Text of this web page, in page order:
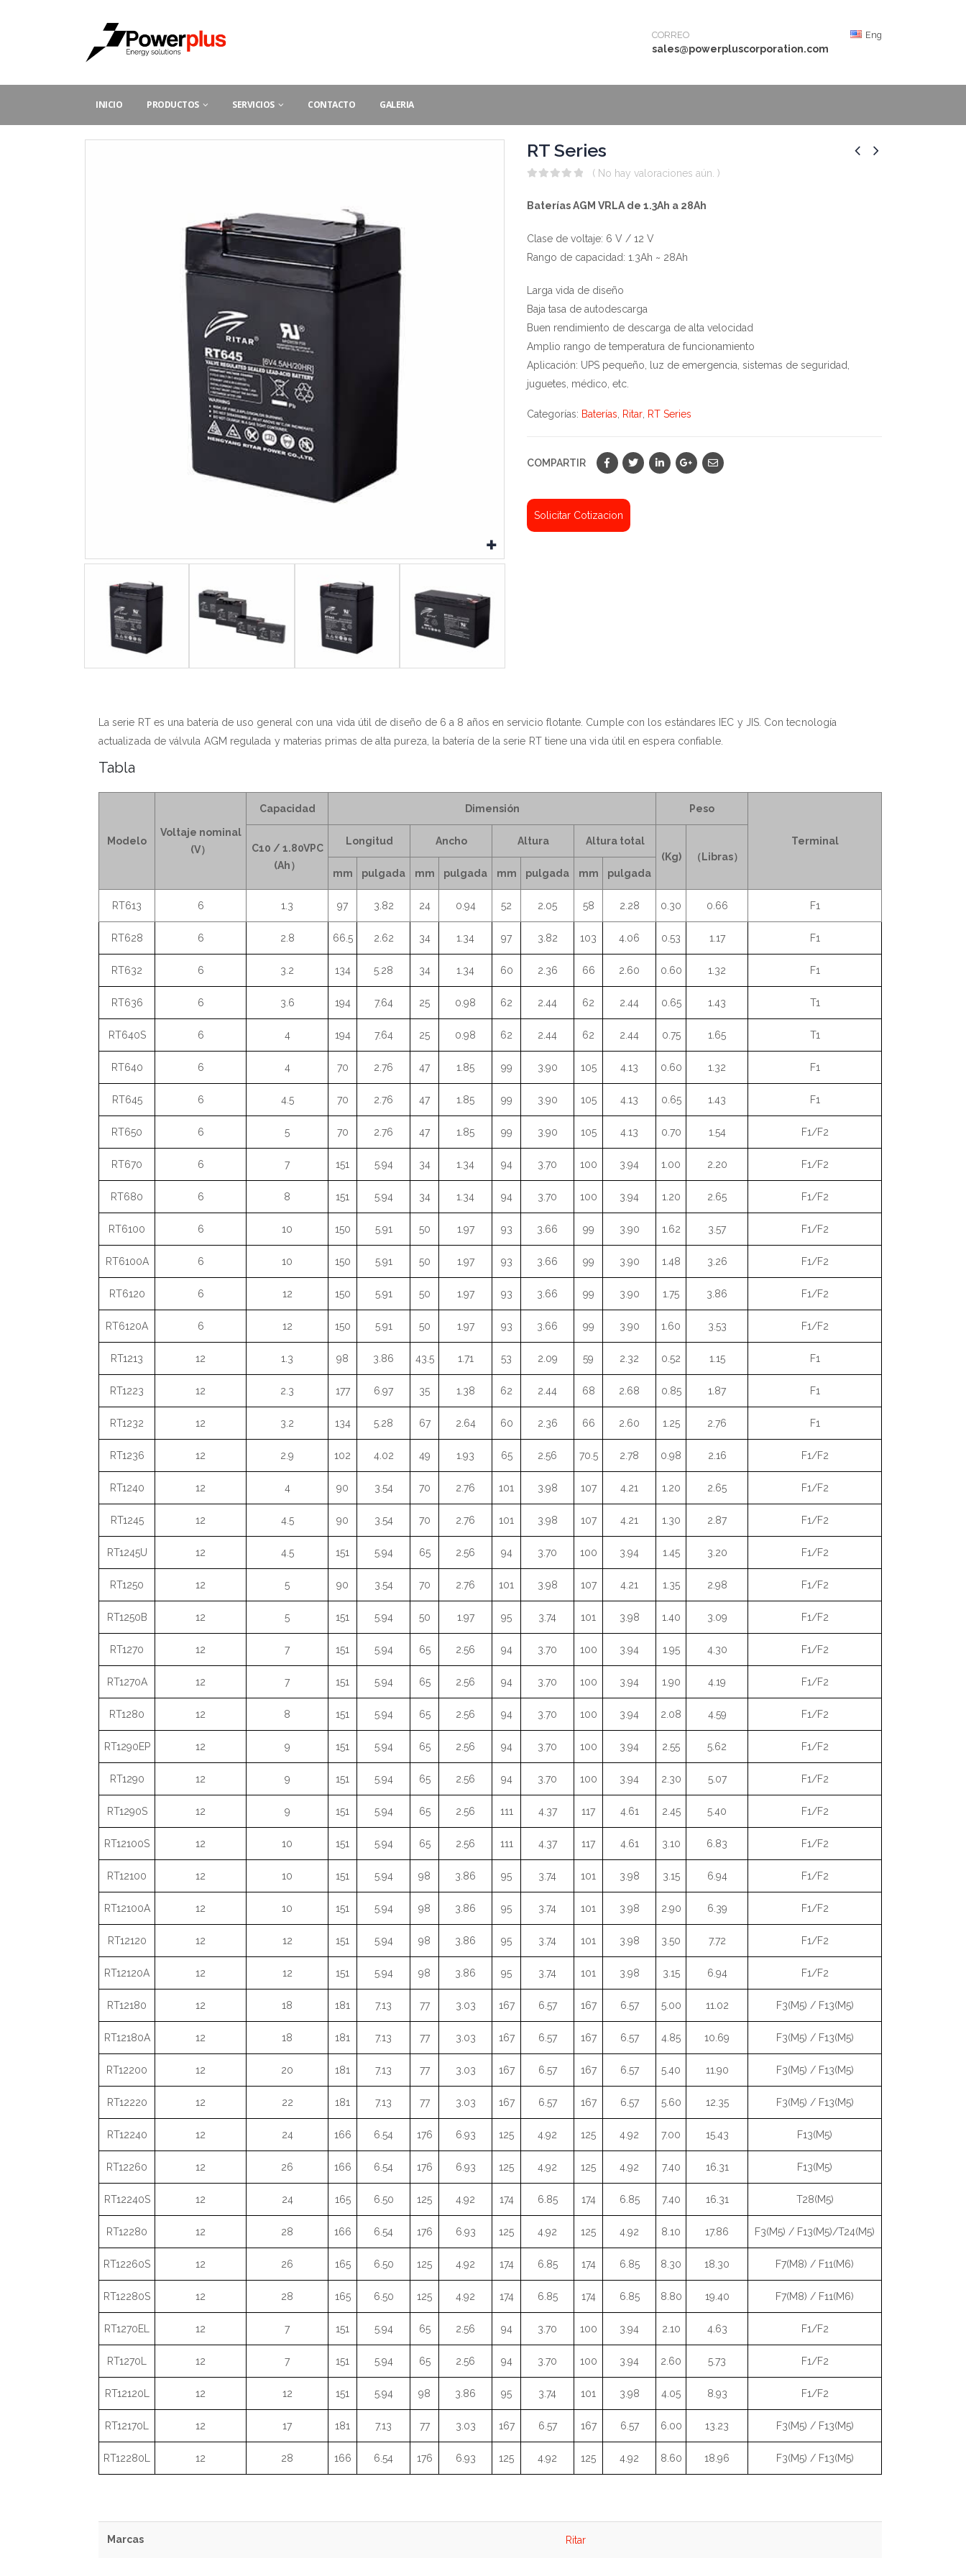
CORREO
sales@powerpluscorporation.com
Eng
INICIO PRODUCTOS SERVICIOS CONTACTO GALERIA
RT Series
( No hay valoraciones aún. )
Baterías AGM VRLA de 1.3Ah a 28Ah
Clase de voltaje: 6 V / 12 V
Rango de capacidad: 1.3Ah ~ 28Ah
Larga vida de diseño
Baja tasa de autodescarga
Buen rendimiento de descarga de alta velocidad
Amplio rango de temperatura de funcionamiento
Aplicación: UPS pequeño, luz de emergencia, sistemas de seguridad,
juguetes, médico, etc.
Categorías: Baterías Ritar, RT Series
COMPARTIR
La serie RT es una batería de uso general con una vida útil de diseño de 6 a 8 años en servicio flotante. Cumple con los estándares IEC y JIS. Con tecnología
actualizada de válvula AGM regulada y materias primas de alta pureza, la batería de la serie RT tiene una vida útil en espera confiable.
Tabla
Modelo
Voltaje nominal
(V）
Capacidad Dimensión Peso
Terminal
C10 / 1.80VPC
(Ah）
Longitud Ancho Altura
Altura total
(Kg)
（Libras）
mm
pulgada mm pulgada mm pulgada mm pulgada
RT613 6 1.3 97 3.82 24 0.94 52 2.05 58 2.28 0.30 0.66 F1
RT628 6 2.8 66.5 2.62 34 1.34 97 3.82 103 4.06 0.53 1.17 F1
RT632 6 3.2 134 5.28 34 1.34 60 2.36 66 2.60 0.60 1.32 F1
RT636 6 3.6 194 7.64 25 0.98 62 2.44 62 2.44 0.65 1.43 T1
RT640S 6 4 194 7.64 25 0.98 62 2.44 62 2.44 0.75 1.65 T1
RT640 6 4 70 2.76 47 1.85 99 3.90 105 4.13 0.60 1.32 F1
RT645 6 4.5 70 2.76 47 1.85 99 3.90 105 4.13 0.65 1.43 F1
RT650 6 5 70 2.76 47 1.85 99 3.90 105 4.13 0.70 1.54 F1/F2
RT670 6 7 151 5.94 34 1.34 94 3.70 100 3.94 1.00 2.20 F1/F2
RT680 6 8 151 5.94 34 1.34 94 3.70 100 3.94 1.20 2.65 F1/F2
RT6100 6 10 150 5.91 50 1.97 93 3.66 99 3.90 1.62 3.57 F1/F2
RT6100A 6 10 150 5.91 50 1.97 93 3.66 99 3.90 1.48 3.26 F1/F2
RT6120 6 12 150 5.91 50 1.97 93 3.66 99 3.90 1.75 3.86 F1/F2
RT6120A 6 12 150 5.91 50 1.97 93 3.66 99 3.90 1.60 3.53 F1/F2
RT1213 12 1.3 98 3.86 43.5 1.71 53 2.09 59 2.32 0.52 1.15 F1
RT1223 12 2.3 177 6.97 35 1.38 62 2.44 68 2.68 0.85 1.87 F1
RT1232 12 3.2 134 5.28 67 2.64 60 2.36 66 2.60 1.25 2.76 F1
RT1236 12 2.9 102 4.02 49 1.93 65 2.56 70.5 2.78 0.98 2.16 F1/F2
RT1240 12 4 90 3.54 70 2.76 101 3.98 107 4.21 1.20 2.65 F1/F2
RT1245 12 4.5 90 3.54 70 2.76 101 3.98 107 4.21 1.30 2.87 F1/F2
RT1245U 12 4.5 151 5.94 65 2.56 94 3.70 100 3.94 1.45 3.20 F1/F2
RT1250 12 5 90 3.54 70 2.76 101 3.98 107 4.21 1.35 2.98 F1/F2
RT1250B 12 5 151 5.94 50 1.97 95 3.74 101 3.98 1.40 3.09 F1/F2
RT1270 12 7 151 5.94 65 2.56 94 3.70 100 3.94 1.95 4.30 F1/F2
RT1270A 12 7 151 5.94 65 2.56 94 3.70 100 3.94 1.90 4.19 F1/F2
RT1280 12 8 151 5.94 65 2.56 94 3.70 100 3.94 2.08 4.59 F1/F2
RT1290EP 12 9 151 5.94 65 2.56 94 3.70 100 3.94 2.55 5.62 F1/F2
RT1290 12 9 151 5.94 65 2.56 94 3.70 100 3.94 2.30 5.07 F1/F2
RT1290S 12 9 151 5.94 65 2.56 111 4.37 117 4.61 2.45 5.40 F1/F2
RT12100S 12 10 151 5.94 65 2.56 111 4.37 117 4.61 3.10 6.83 F1/F2
RT12100 12 10 151 5.94 98 3.86 95 3.74 101 3.98 3.15 6.94 F1/F2
RT12100A 12 10 151 5.94 98 3.86 95 3.74 101 3.98 2.90 6.39 F1/F2
RT12120 12 12 151 5.94 98 3.86 95 3.74 101 3.98 3.50 7.72 F1/F2
RT12120A 12 12 151 5.94 98 3.86 95 3.74 101 3.98 3.15 6.94 F1/F2
RT12180 12 18 181 7.13 77 3.03 167 6.57 167 6.57 5.00 11.02 F3(M5) / F13(M5)
RT12180A 12 18 181 7.13 77 3.03 167 6.57 167 6.57 4.85 10.69 F3(M5) / F13(M5)
RT12200 12 20 181 7.13 77 3.03 167 6.57 167 6.57 5.40 11.90 F3(M5) / F13(M5)
RT12220 12 22 181 7.13 77 3.03 167 6.57 167 6.57 5.60 12.35 F3(M5) / F13(M5)
RT12240 12 24 166 6.54 176 6.93 125 4.92 125 4.92 7.00 15.43 F13(M5)
RT12260 12 26 166 6.54 176 6.93 125 4.92 125 4.92 7.40 16.31 F13(M5)
RT12240S 12 24 165 6.50 125 4.92 174 6.85 174 6.85 7.40 16.31 T28(M5)
RT12280 12 28 166 6.54 176 6.93 125 4.92 125 4.92 8.10 17.86 F3(M5) / F13(M5)/T24(M5)
RT12260S 12 26 165 6.50 125 4.92 174 6.85 174 6.85 8.30 18.30 F7(M8) / F11(M6)
RT12280S 12 28 165 6.50 125 4.92 174 6.85 174 6.85 8.80 19.40 F7(M8) / F11(M6)
RT1270EL 12 7 151 5.94 65 2.56 94 3.70 100 3.94 2.10 4.63 F1/F2
RT1270L 12 7 151 5.94 65 2.56 94 3.70 100 3.94 2.60 5.73 F1/F2
RT12120L 12 12 151 5.94 98 3.86 95 3.74 101 3.98 4.05 8.93 F1/F2
RT12170L 12 17 181 7.13 77 3.03 167 6.57 167 6.57 6.00 13.23 F3(M5) / F13(M5)
RT12280L 12 28 166 6.54 176 6.93 125 4.92 125 4.92 8.60 18.96 F3(M5) / F13(M5)
Marcas Ritar